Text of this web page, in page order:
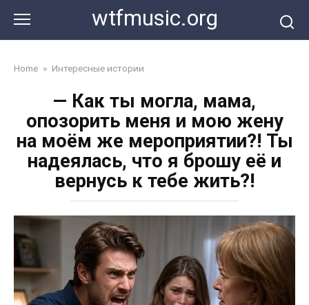
контенту
wtfmusic.org
Home » Интересные истории
— Как ты могла, мама,
опозорить меня и мою жену
на моём же мероприятии?! Ты
надеялась, что я брошу её и
вернусь к тебе жить?!